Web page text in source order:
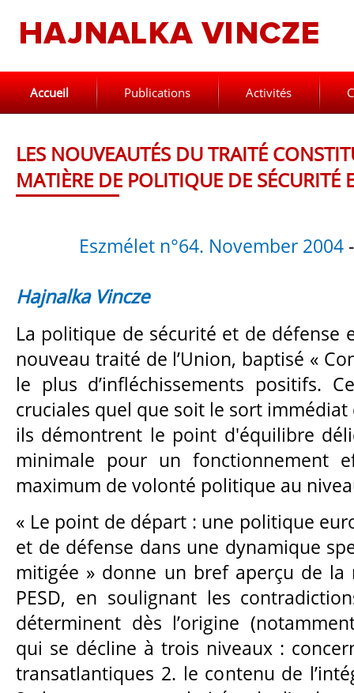
Accueil Publications Activités
LES NOUVEAUTÉS DU TRAITÉ
MATIÈRE DE POLITIQUE DE SÉCURITÉ
Eszmélet n°64. November 2004
Hajnalka Vincze
La politique de sécurité et de défense
nouveau traité de l’Union, baptisé «
le plus d’infléchissements positifs.
cruciales quel que soit le sort
ils démontrent le point d'équilibre
minimale pour un fonctionnement
maximum de volonté politique au
« Le point de départ : une politique
et de défense dans une dynamique
mitigée » donne un bref aperçu de
PESD, en soulignant les
déterminent dès l’origine
qui se décline à trois niveaux :
transatlantiques 2. le contenu de